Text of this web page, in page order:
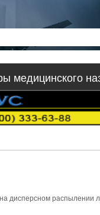
дисперсном распылении